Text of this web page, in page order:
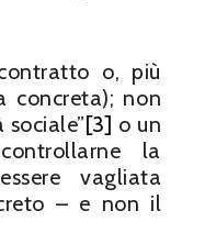
o, più
concreta); non
sociale”[3] o un
la
vagliata
– e non il